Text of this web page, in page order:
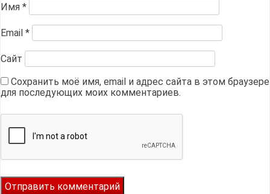
Имя *
Email *
Сайт
Сохранить моё имя, email и адрес сайта в этом браузере
для последующих моих комментариев.